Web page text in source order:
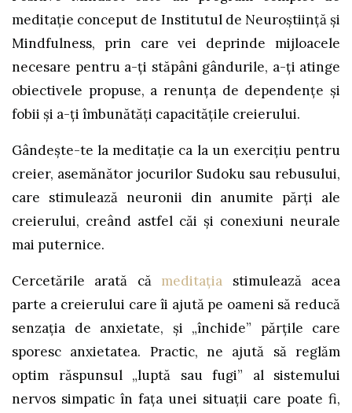
meditație conceput de Institutul de Neuroștiință și
Mindfulness, prin care vei deprinde mijloacele
necesare pentru a-ți stăpâni gândurile, a-ți atinge
obiectivele propuse, a renunța de dependențe și
fobii și a-ți îmbunătăți capacitățile creierului.
Gândește-te la meditație ca la un exercițiu pentru
creier, asemănător jocurilor Sudoku sau rebusului,
care stimulează neuronii din anumite părți ale
creierului, creând astfel căi și conexiuni neurale
mai puternice.
Cercetările arată că meditația stimulează acea
parte a creierului care îi ajută pe oameni să reducă
senzația de anxietate, și „închide” părțile care
sporesc anxietatea. Practic, ne ajută să reglăm
optim răspunsul „luptă sau fugi” al sistemului
nervos simpatic în fața unei situații care poate fi,